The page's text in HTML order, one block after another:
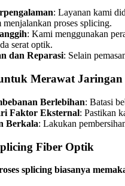
: Layanan kami
menjalankan proses splicing.
: Kami menggunakan
serat optik.
dan Reparasi: Selain
Merawat
Berlebihan: Batasi
Faktor Eksternal: Pastikan
Berkala: Lakukan
Fiber Optik
splicing biasanya